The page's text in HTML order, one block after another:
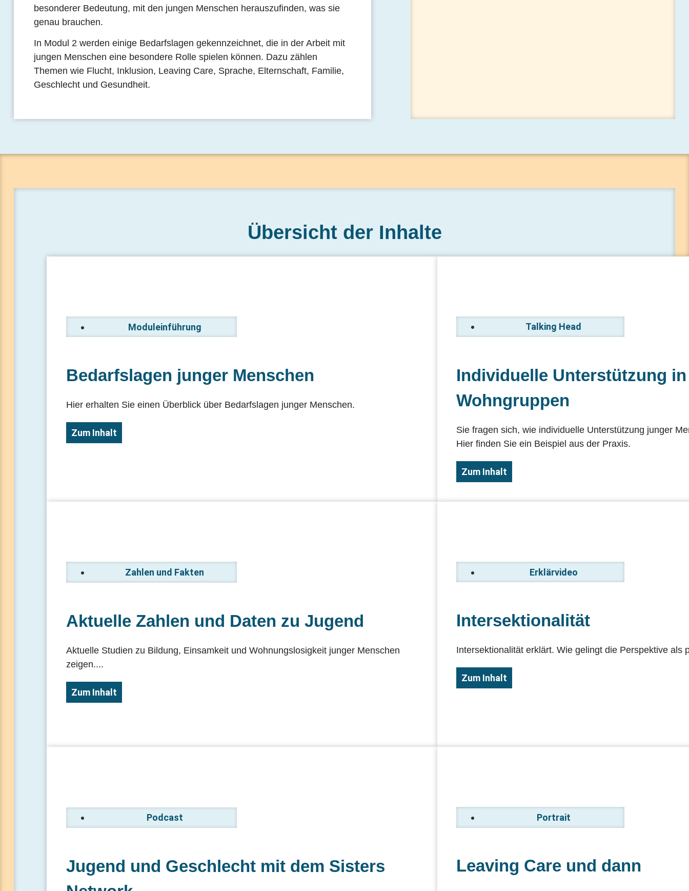
besonderer Bedeutung, mit den jungen Menschen herauszufinden, was sie
genau brauchen.
In Modul 2 werden einige Bedarfslagen gekennzeichnet, die in der Arbeit mit
jungen Menschen eine besondere Rolle spielen können. Dazu zählen
Themen wie Flucht, Inklusion, Leaving Care, Sprache, Elternschaft, Familie,
Geschlecht und Gesundheit.
Übersicht der Inhalte
Moduleinführung
Bedarfslagen junger Menschen
Hier erhalten Sie einen Überblick über Bedarfslagen junger Menschen.
Zum Inhalt
Talking Head
Individuelle Unterstützung in
Wohngruppen
Sie fragen sich, wie individuelle Unterstützung junger
Hier finden Sie ein Beispiel aus der Praxis.
Zum Inhalt
Zahlen und Fakten
Aktuelle Zahlen und Daten zu Jugend
Aktuelle Studien zu Bildung, Einsamkeit und Wohnungslosigkeit junger Menschen
zeigen....
Zum Inhalt
Erklärvideo
Intersektionalität
Intersektionalität erklärt. Wie gelingt die Perspektive als
Zum Inhalt
Podcast
Jugend und Geschlecht mit dem Sisters
Portrait
Leaving Care und dann